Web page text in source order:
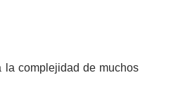
la complejidad de muchos